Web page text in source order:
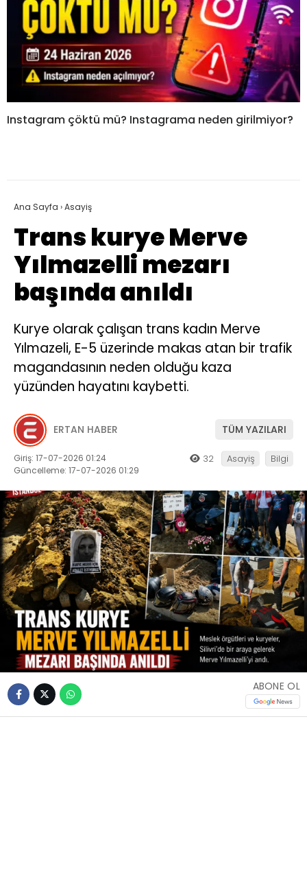
Instagram çöktü mü? Instagrama neden girilmiyor?
Ana Sayfa ›Asayiş
Trans kurye Merve
Yılmazelli mezarı
başında anıldı
Kurye olarak çalışan trans kadın Merve
Yılmazeli, E-5 üzerinde makas atan bir trafik
magandasının neden olduğu kaza
yüzünden hayatını kaybetti.
ERTAN HABER TÜM YAZILARI
Giriş: 17-07-2026 01:24
Güncelleme: 17-07-2026 01:29
32 Asayiş Bilgi
ABONE OL